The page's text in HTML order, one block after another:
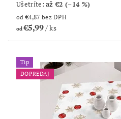
Ušetríte:až €2 (–14 %)
od €4,87 bez DPH
od€5,99/ ks
Tip
DOPREDAJ